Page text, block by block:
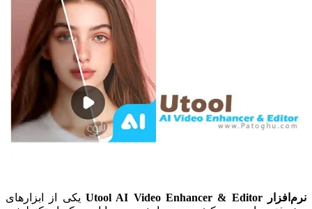
نرم‌افزار Utool AI Video Enhancer & Editor
یکی از ابزارهای